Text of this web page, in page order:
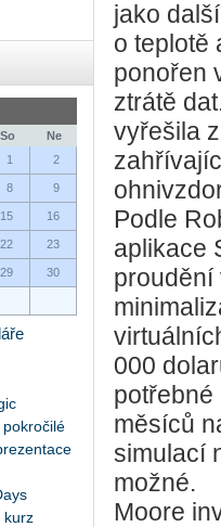
So
Ne
1
2
8 9
15 16
22 23
29 30
kurz
jako
o teplotě
ponořen
ztrátě
vyřešila
Podle
aplikace
proudění
000
potřebné
měsíců
simulací
možné.
Moore